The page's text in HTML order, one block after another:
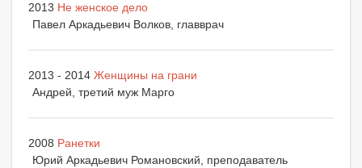
2013 Не женское дело
Павел Аркадьевич Волков, главврач
2013 - 2014 Женщины на грани
Андрей, третий муж Марго
2008 Ранетки
Юрий Аркадьевич Романовский, преподаватель